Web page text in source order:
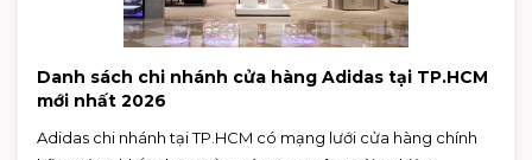
Danh sách chi nhánh cửa hàng Adidas tại TP.HCM
mới nhất 2026
Adidas chi nhánh tại TP.HCM có mạng lưới cửa hàng chính